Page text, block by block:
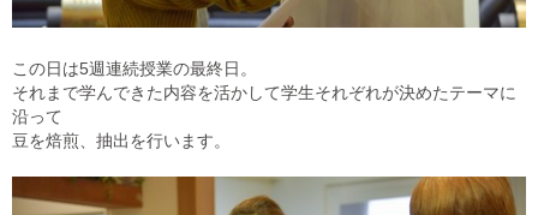
この日は5週連続授業の最終日。
それまで学んできた内容を活かして学生それぞれが決めたテーマに
沿って
豆を焙煎、抽出を行います。